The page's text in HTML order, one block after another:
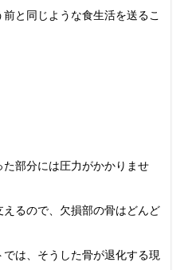
と同じような食生活を送るこ
部分には圧力がかかりませ
るので、欠損部の骨はどんど
は、そうした骨が退化する現